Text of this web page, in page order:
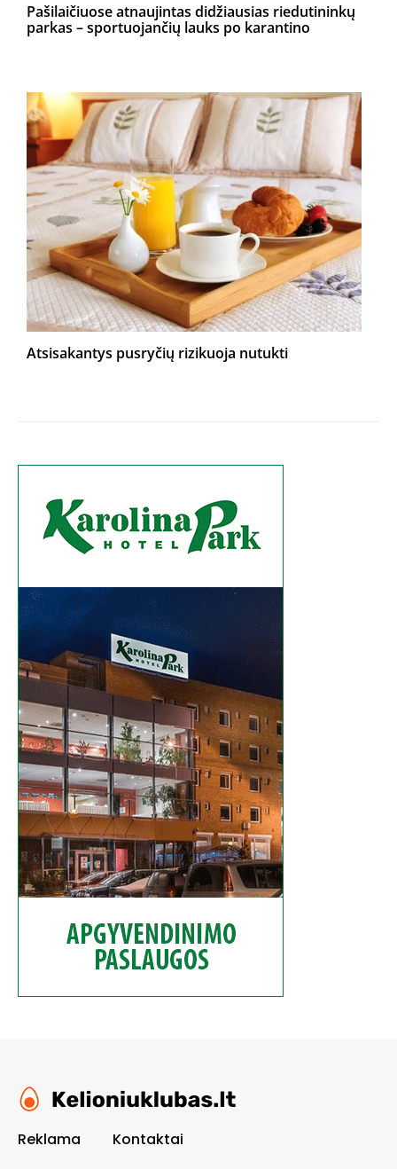
Pašilaičiuose atnaujintas didžiausias riedutininkų
parkas – sportuojančių lauks po karantino
Atsisakantys pusryčių rizikuoja nutukti
Reklama Kontaktai